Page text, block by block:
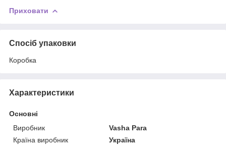
Приховати
Спосіб упаковки
Коробка
Характеристики
Основні
Виробник
Vasha Para
Країна виробник
Україна